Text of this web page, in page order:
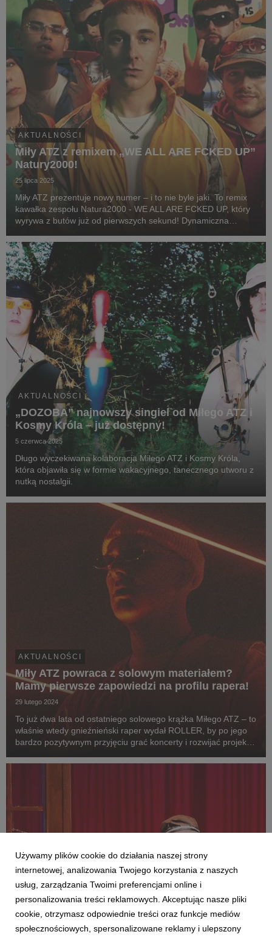
AKTUALNOŚCI
Miły ATZ z remixem „WE ALL ARE FCKED UP”
Natury2000!
25 lipca 2025
Miły ATZ prezentuje nowy numer – i to nie byle jaki. To remix
kawałka zespołu Natura2000 - WE ALL ARE FCKED UP, który
wyrywa z butów już od pierwszych sekund! Dynamiczna
Londynu, brzmienie, które spokojnie wyciągn...
AKTUALNOŚCI
„DOZOBA” najnowszy singiel od Miłego ATZ i
Kosmy Króla – już dostępny!
5 czerwca 2025
Długo wyczekiwana kolaboracja Miłego ATZ i Kosmy Króla,
która objawiła się w formie wakacyjnego, tanecznego utworu z
nutką nostalgii.
AKTUALNOŚCI
Miły ATZ powraca z solowym materiałem?
Mamy pierwsze zapowiedzi na profilu rapera!
29 lutego 2024
To już dwa lata od ostatniego solowego krążka Miłego ATZ – to
właśnie wtedy gnieźnieński raper wydał ROLLER, by po jego
bardzo pozytywnym przyjęciu grać koncerty i rozwijać projekt
– raper pojawił się między innymi...
Używamy plików cookie do działania naszej strony
internetowej, analizowania Twojego korzystania z naszych
usług, zarządzania Twoimi preferencjami online i
personalizowania treści reklamowych. Akceptując nasze pliki
cookie, otrzymasz odpowiednie treści oraz funkcje mediów
społecznościowych, spersonalizowane reklamy i ulepszony